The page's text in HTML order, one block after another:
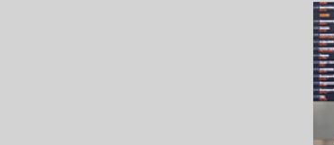
к